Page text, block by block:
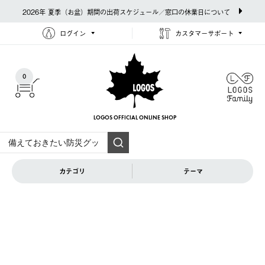
2026年 夏季（お盆）期間の出荷スケジュール／窓口の休業日について
ログイン カスタマーサポート
0
LOGOS OFFICIAL ONLINE SHOP
カテゴリ テーマ